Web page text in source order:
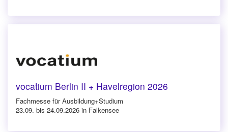
vocatium Berlin II + Havelregion 2026
Fachmesse für Ausbildung+Studium
23.09. bis 24.09.2026 in Falkensee